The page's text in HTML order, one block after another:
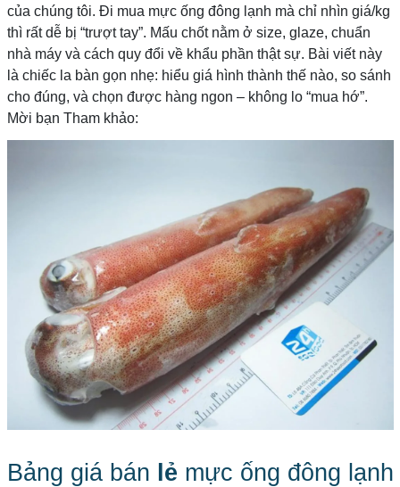
của chúng tôi. Đi mua mực ống đông lạnh mà chỉ nhìn giá/kg
thì rất dễ bị “trượt tay”. Mấu chốt nằm ở size, glaze, chuẩn
nhà máy và cách quy đổi về khẩu phần thật sự. Bài viết này
là chiếc la bàn gọn nhẹ: hiểu giá hình thành thế nào, so sánh
cho đúng, và chọn được hàng ngon – không lo “mua hớ”.
Mời bạn Tham khảo:
Bảng giá bán lẻ mực ống đông lạnh